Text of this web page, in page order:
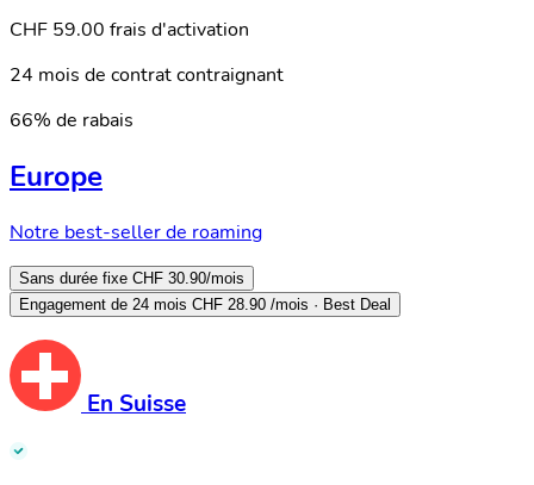
CHF 59.00 frais d'activation
24 mois de contrat contraignant
66% de rabais
Europe
Notre best-seller de roaming
Sans durée fixe CHF 30.90/mois
Engagement de 24 mois CHF 28.90 /mois · Best Deal
En Suisse